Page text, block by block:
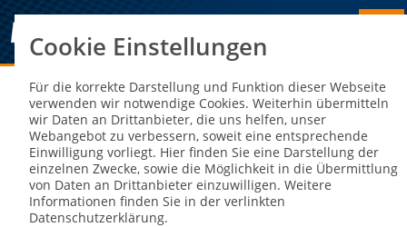
Sie sind hier: NEWS
Gültigkeit von FIA-Overalls (vor
2013) läuft zum Jahresende aus
09. Nov 2022
Cookie Einstellungen
Für die korrekte Darstellung und Funktion dieser Webseite
verwenden wir notwendige Cookies. Weiterhin übermitteln
wir Daten an Drittanbieter, die uns helfen, unser
Webangebot zu verbessern, soweit eine entsprechende
Einwilligung vorliegt. Hier finden Sie eine Darstellung der
einzelnen Zwecke, sowie die Möglichkeit in die Übermittlung
von Daten an Drittanbieter einzuwilligen. Weitere
Informationen finden Sie in der verlinkten
Datenschutzerklärung.